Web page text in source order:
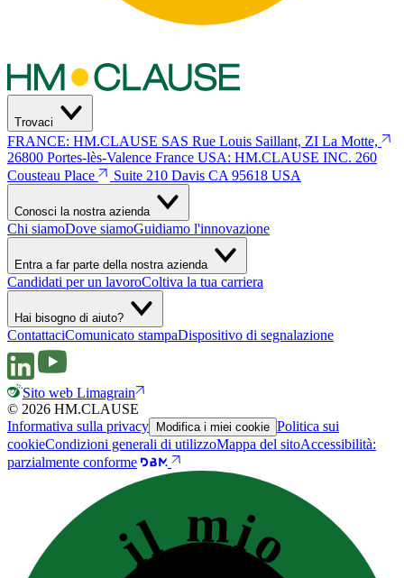
Trovaci
FRANCE: HM.CLAUSE SAS Rue Louis Saillant, ZI La Motte,
26800 Portes-lès-Valence France USA: HM.CLAUSE INC. 260
Cousteau Place
Suite 210 Davis CA 95618 USA
Conosci la nostra azienda
Chi siamoDove siamoGuidiamo l'innovazione
Entra a far parte della nostra azienda
Candidati per un lavoroColtiva la tua carriera
Hai bisogno di aiuto?
ContattaciComunicato stampaDispositivo di segnalazione
Sito web Limagrain
© 2026 HM.CLAUSE
Informativa sulla privacy Modifica i miei cookie Politica sui
cookieCondizioni generali di utilizzoMappa del sitoAccessibilità:
parzialmente conforme
il mio